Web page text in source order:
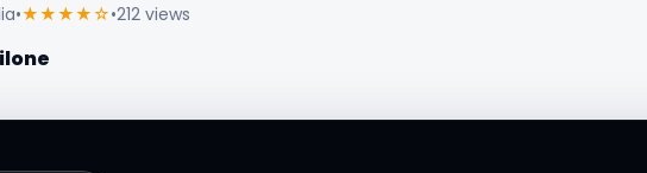
•★★★★☆•212 views